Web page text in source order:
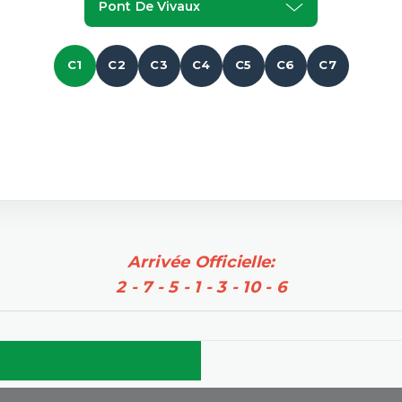
Pont De Vivaux
C1 C2 C3 C4 C5 C6 C7
Arrivée Officielle:
2 - 7 - 5 - 1 - 3 - 10 - 6